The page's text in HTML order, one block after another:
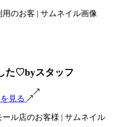
た♡byスタッフ
見る